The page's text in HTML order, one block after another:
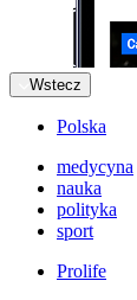
Wstecz
Polska
medycyna
nauka
polityka
sport
Prolife